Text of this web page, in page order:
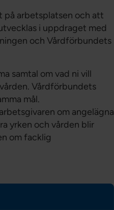
på arbetsplatsen och att
i uppdraget med
och Vårdförbundets
samtal om vad ni vill
Vårdförbundets
mål.
om angelägna
yrken och vården blir
om facklig